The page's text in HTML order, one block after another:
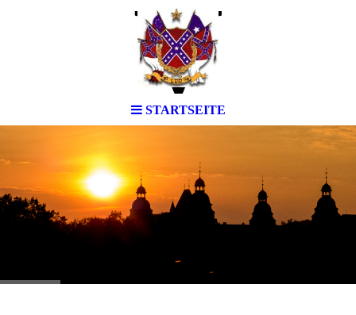
STARTSEITE
V
.